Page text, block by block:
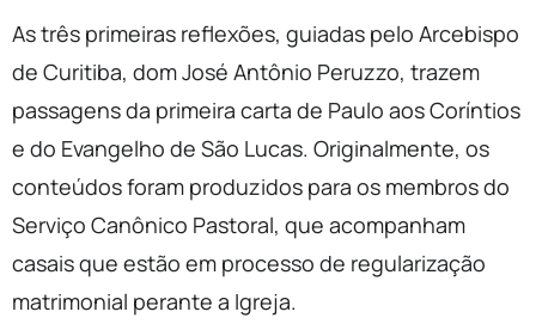
As três primeiras reflexões, guiadas pelo Arcebispo
de Curitiba, dom José Antônio Peruzzo, trazem
passagens da primeira carta de Paulo aos Coríntios
e do Evangelho de São Lucas. Originalmente, os
conteúdos foram produzidos para os membros do
Serviço Canônico Pastoral, que acompanham
casais que estão em processo de regularização
matrimonial perante a Igreja.